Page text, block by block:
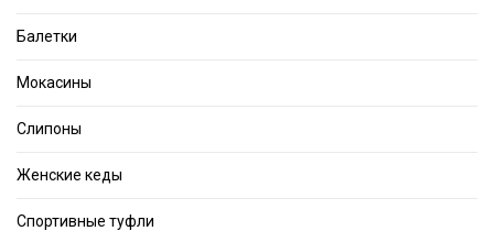
Балетки
Мокасины
Слипоны
Женские кеды
Спортивные туфли